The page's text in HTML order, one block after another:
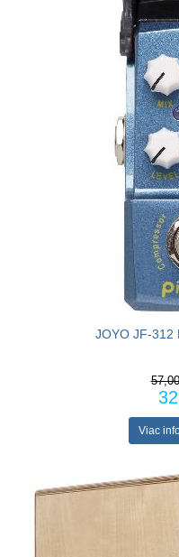
JOYO JF-312
Viac